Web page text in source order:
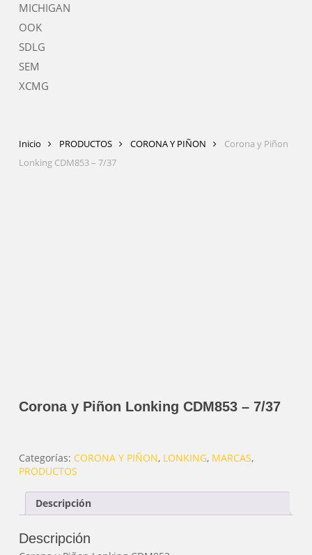
MICHIGAN
OOK
SDLG
SEM
XCMG
Inicio PRODUCTOS CORONA Y PIÑON
Corona y Piñon
Lonking CDM853 – 7/37
Corona y Piñon Lonking CDM853 – 7/37
Categorías: CORONA Y PIÑON, LONKING, MARCAS,
PRODUCTOS
Descripción
Descripción